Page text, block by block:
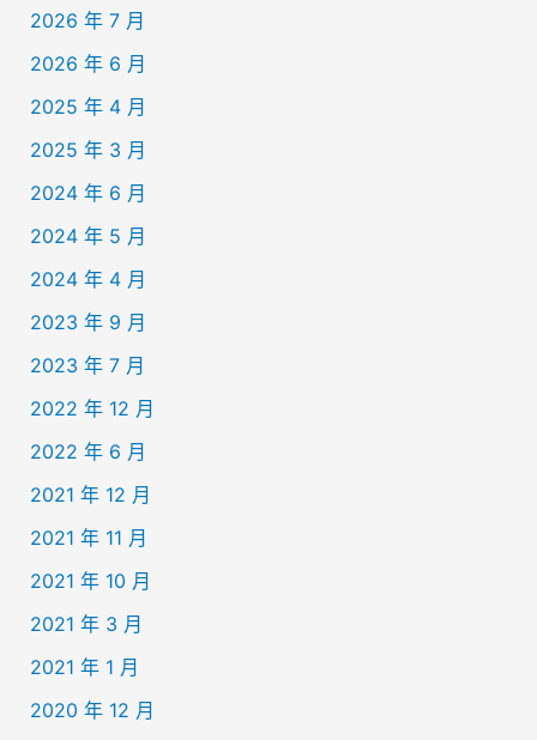
2026 年 7 月
2026 年 6 月
2025 年 4 月
2025 年 3 月
2024 年 6 月
2024 年 5 月
2024 年 4 月
2023 年 9 月
2023 年 7 月
2022 年 12 月
2022 年 6 月
2021 年 12 月
2021 年 11 月
2021 年 10 月
2021 年 3 月
2021 年 1 月
2020 年 12 月